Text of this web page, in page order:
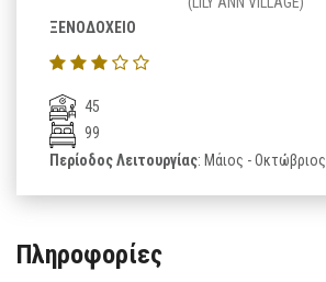
ΞΕΝΟΔΟΧΕΙΟ
45
99
Περίοδος Λειτουργίας: Μάιος - Οκτώβριος
Πληροφορίες